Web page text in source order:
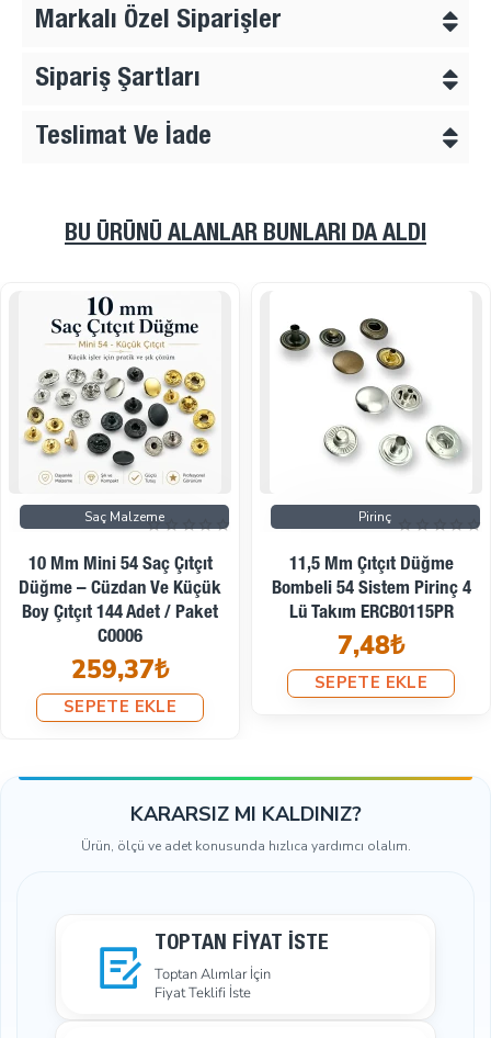
Markalı Özel Siparişler
Sipariş Şartları
Teslimat Ve İade
BU ÜRÜNÜ ALANLAR BUNLARI DA ALDI
Saç Malzeme
12 Mm Çıtçıt Düğme Özel
Kaplama Renk - Çıt Çıt
Düğme 54 Sistem SB 1877
3,97₺
SEPETE EKLE
Pirinç
12,5 Mm Çıtçıt Düğme
Bombeli 54 Sistem Pirinç 4
Lü Takım ERCB0125PR
7,88₺
SEPETE EKLE
KARARSIZ MI KALDINIZ?
Ürün, ölçü ve adet konusunda hızlıca yardımcı olalım.
TOPTAN FIYAT İSTE
Toptan Alımlar İçin
Fiyat Teklifi İste